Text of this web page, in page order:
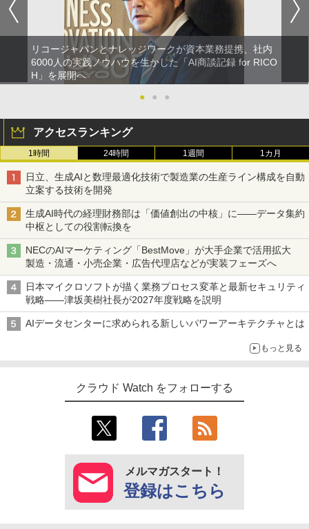
リコージャパンとナレッジワークが資本業務提携、社内
6000人の実践ノウハウを生かした「AI商談記録 for RICO
H」を展開へ
●
● ●
アクセスランキング
1時間 24時間 1週間 1カ月
日立、生成AIと数理最適化技術で製造業の生産ライン構成を自動
立案する技術を開発
生成AI時代の経理財務部は「価値創出の中核」に――データ集約
中枢としての役割転換を
NECのAIマーケティング「BestMove」が大手企業で活用拡大
製造・流通・小売企業・広告代理店などが実装フェーズへ
日本マイクロソフトが描く業務プロセス変革と最新セキュリティ
戦略――津坂美樹社長が2027年度戦略を説明
AIデータセンターに求められる新しいパワーアーキテクチャとは
もっと見る
クラウド Watch をフォローする
メルマガスタート！
登録はこちら